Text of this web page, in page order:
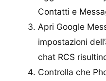
Contatti e
Apri Google
impostazioni
chat RCS
Controlla che